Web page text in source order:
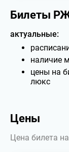
Билеты
актуальные:
наличие
цены на
люкс
Цены
Цена билета